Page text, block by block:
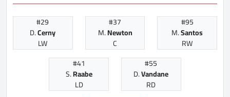
#29
D.Cerny
LW
#37
M.Newton
C
#95
M.Santos
RW
#41
S.Raabe
LD
#55
D.Vandane
RD